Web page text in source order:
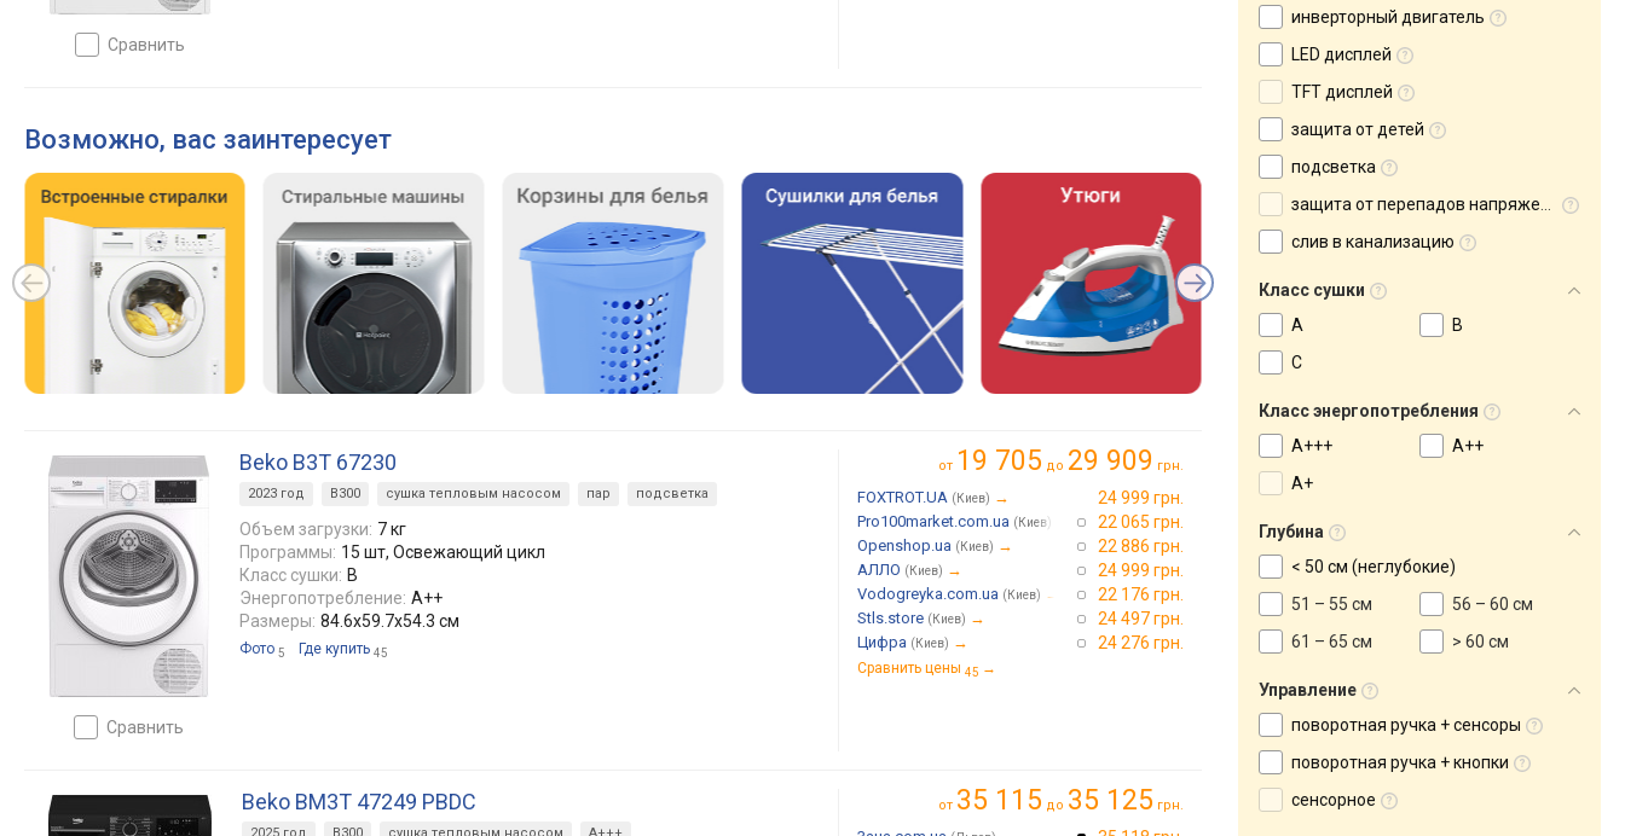
сравнить
Возможно, вас заинтересует
сравнить
Beko B3T 67230
2023 год B300 сушка тепловым насосом пар подсветка
Объем загрузки: 7 кг
Программы: 15 шт, Освежающий цикл
Класс сушки: B
Энергопотребление: A++
Размеры: 84.6x59.7x54.3 см
Фото 5 Где купить 45
от 19 705 до 29 909 грн.
FOXTROT.UA (Киев) → 24 999 грн.
Pro100market.com.ua (Киев) 22 065 грн.
Openshop.ua (Киев) → 22 886 грн.
АЛЛО (Киев) → 24 999 грн.
Vodogreyka.com.ua (Киев) → 22 176 грн.
Stls.store (Киев) → 24 497 грн.
Цифра (Киев) → 24 276 грн.
Сравнить цены 45 →
Beko BM3T 47249 PBDC
2025 год B300 сушка тепловым насосом А+++
от 35 115 до 35 125 грн.
инверторный двигатель
LED дисплей
TFT дисплей
защита от детей
подсветка
защита от перепадов напряжения
слив в канализацию
Класс сушки
A
B
C
Класс энергопотребления
А+++
A++
A+
Глубина
< 50 см (неглубокие)
51 – 55 см
56 – 60 см
61 – 65 см
> 60 см
Управление
поворотная ручка + сенсоры
поворотная ручка + кнопки
сенсорное